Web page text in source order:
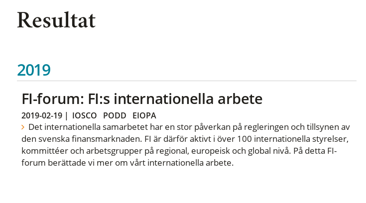
Resultat
2019
FI-forum: FI:s internationella arbete
2019-02-19| IOSCO PODD EIOPA
Det internationella samarbetet har en stor påverkan på regleringen och tillsynen av
den svenska finansmarknaden. FI är därför aktivt i över 100 internationella styrelser,
kommittéer och arbetsgrupper på regional, europeisk och global nivå. På detta FI-
forum berättade vi mer om vårt internationella arbete.